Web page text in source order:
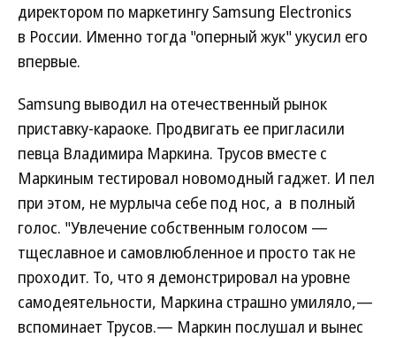
директором по маркетингу Samsung Electronics
в России. Именно тогда "оперный жук" укусил его
впервые.
Samsung выводил на отечественный рынок
приставку-караоке. Продвигать ее пригласили
певца Владимира Маркина. Трусов вместе с
Маркиным тестировал новомодный гаджет. И пел
при этом, не мурлыча себе под нос, а в полный
голос. "Увлечение собственным голосом —
тщеславное и самовлюбленное и просто так не
проходит. То, что я демонстрировал на уровне
самодеятельности, Маркина страшно умиляло,—
вспоминает Трусов.— Маркин послушал и вынес